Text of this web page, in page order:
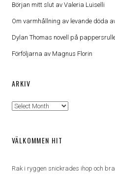
Början mitt slut av Valeria Luiselli
Om varmhållning av levande döda
Dylan Thomas novell på
Förföljarna av Magnus Florin
ARKIV
Arkiv
VÄLKOMMEN HIT
Rak i ryggen snickrades ihop och